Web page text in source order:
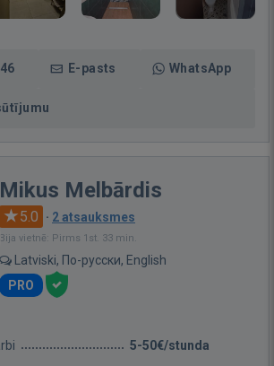
E-pasts WhatsApp
Mikus Melbārdis
5.0 · 2 atsauksmes
Bija vietnē: Pirms 1st. 33 min.
Latviski, По-русски, English
PRO
5-50€/stunda